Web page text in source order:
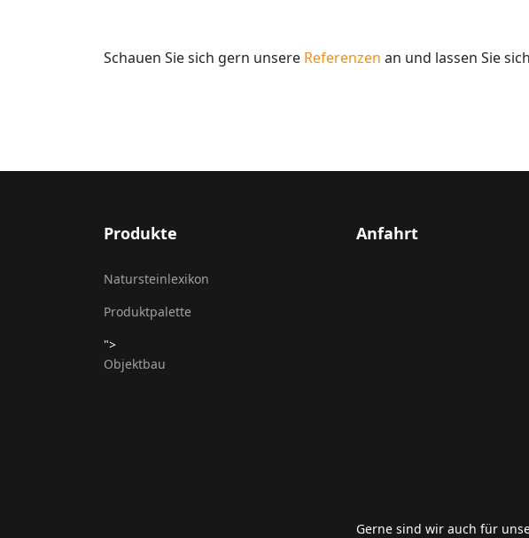
Schauen Sie sich gern unsere Referenzen an und lassen Sie
Produkte
Natursteinlexikon
Produktpalette
">
Objektbau
Anfahrt
Gerne sind wir auch für